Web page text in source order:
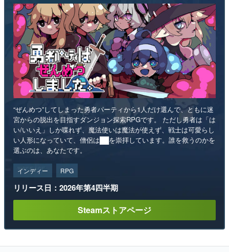
“ぜんめつ”してしまった勇者パーティから1人だけ選んで、ともに迷
宮からの脱出を目指すダンジョン探索RPGです。 ただし勇者は「は
い/いいえ」しか喋れず、魔法使いは魔法が使えず、戦士は可愛らし
い人形になっていて、僧侶は██を崇拝しています。誰を救うのかを
選ぶのは、あなたです。
インディー RPG
リリース日：2026年第4四半期
Steamストアページ